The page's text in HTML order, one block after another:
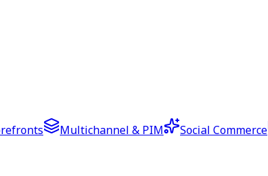
Multichannel & PIM Social Commerce